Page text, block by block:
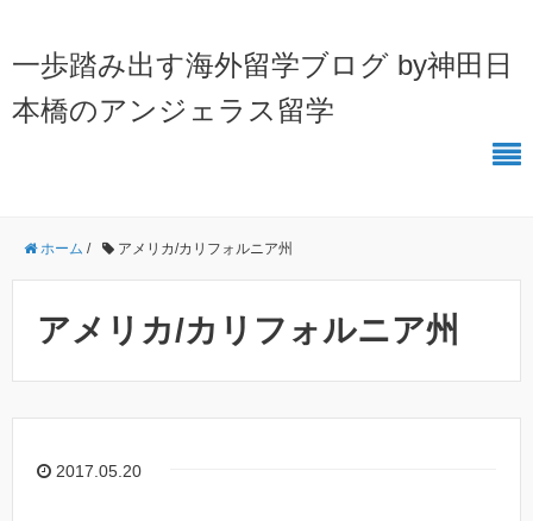
一歩踏み出す海外留学ブログ by神田日
本橋のアンジェラス留学
ホーム / アメリカ/カリフォルニア州
アメリカ/カリフォルニア州
2017.05.20